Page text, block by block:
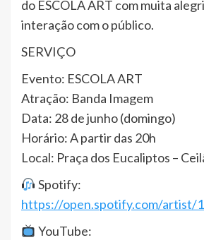
do ESCOLA ART com muita
interação com o público.
SERVIÇO
Evento: ESCOLA ART
Atração: Banda Imagem
Data: 28 de junho (domingo)
Horário: A partir das 20h
Local: Praça dos Eucaliptos –
Spotify:
https://open.spotify.com/artist/
YouTube: